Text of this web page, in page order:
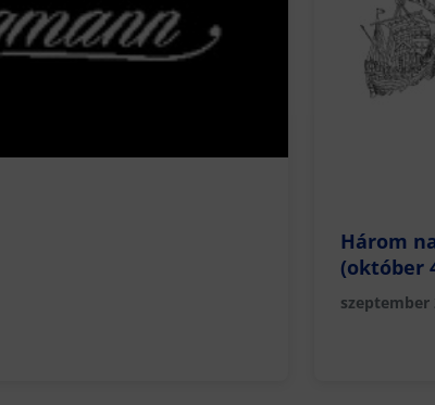
Három
(október
szeptember